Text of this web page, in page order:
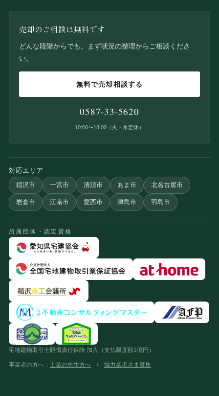
売却のご相談は無料です
どんな段階からでも。まず状況の整理からご相談くださ
い。
無料で売却相談する
0587-33-5620
10:00〜18:00（火・水定休）
対応エリア
稲沢市 一宮市 清須市 あま市 北名古屋市
岩倉市 江南市 愛西市 津島市 羽島市
所属団体・認定資格
宅地建物取引士賠償責任保険 加入（支払限度額1億円）
事業者の方へ： 士業の先生方へ/ 協力業者さま募集